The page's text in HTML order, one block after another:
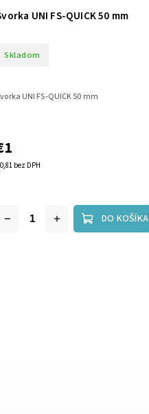
UNI FS-QUICK 50 mm
Skladom
bez DPH
DO KOŠÍKA
UNI FS-QUICK 50 mm